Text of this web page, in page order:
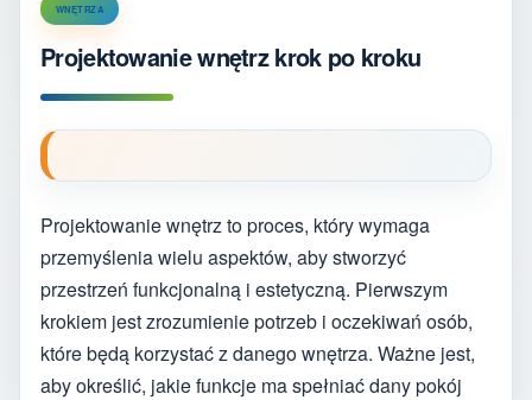
WNĘTRZA
Projektowanie wnętrz krok po kroku
Projektowanie wnętrz to proces, który wymaga
przemyślenia wielu aspektów, aby stworzyć
przestrzeń funkcjonalną i estetyczną. Pierwszym
krokiem jest zrozumienie potrzeb i oczekiwań osób,
które będą korzystać z danego wnętrza. Ważne jest,
aby określić, jakie funkcje ma spełniać dany pokój